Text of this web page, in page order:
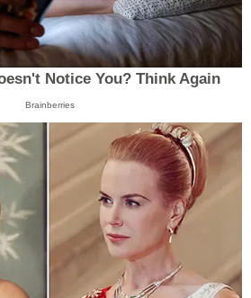
Notice You? Think Again
Brainberries